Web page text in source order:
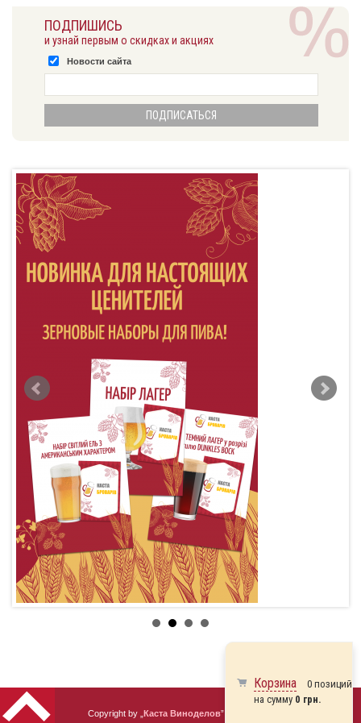
ПОДПИШИСЬ
и узнай первым о скидках и акциях
Новости сайта
Copyright by „ Каста Виноделов” 2010 - 2026
Корзина
0 позиций
на сумму 0 грн.